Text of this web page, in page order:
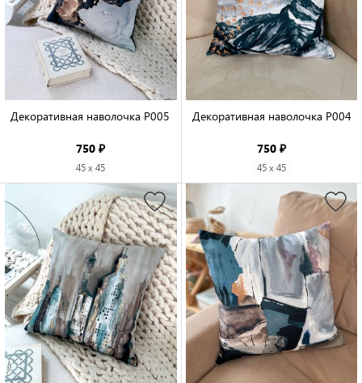
Декоративная наволочка P005
750 ₽
45 x 45
Декоративная наволочка P004
750 ₽
45 x 45